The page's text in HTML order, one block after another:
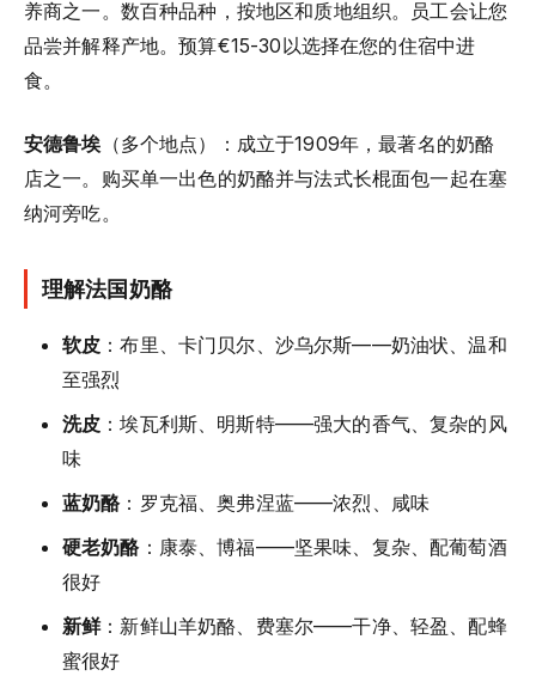
养商之一。数百种品种，按地区和质地组织。员工会让您
品尝并解释产地。预算€15-30以选择在您的住宿中进
食。
安德鲁埃 （多个地点）：成立于1909年，最著名的奶酪
店之一。购买单一出色的奶酪并与法式长棍面包一起在塞
纳河旁吃。
理解法国奶酪
软皮 ：布里、卡门贝尔、沙乌尔斯——奶油状、温和
至强烈
洗皮 ：埃瓦利斯、明斯特——强大的香气、复杂的风
味
蓝奶酪：罗克福、奥弗涅蓝——浓烈、咸味
硬老奶酪：康泰、博福——坚果味、复杂、配葡萄酒
很好
新鲜：新鲜山羊奶酪、费塞尔——干净、轻盈、配蜂
蜜很好